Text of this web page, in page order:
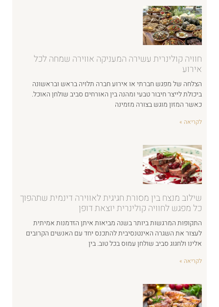
חוויה קולינרית עשירה המעניקה אווירה שמחה לכל
אירוע
הצלחה של מפגש חברתי או אירוע חברה תלויה בראש ובראשונה
ביכולת לייצר חיבור טבעי ומהנה בין האורחים סביב שולחן האוכל.
כאשר המזון מוגש בצורה מזמינה
לקריאה »
שילוב מנצח בין מסורת חגיגית לאווירה דינמית שתהפוך
כל מפגש לחוויה קולינרית יוצאת דופן
התקופות המרגשות ביותר בשנה מביאות איתן הזדמנות אמיתית
לעצור את השגרה האינטנסיבית להתכנס יחד עם האנשים הקרובים
אלינו ולחגוג סביב שולחן עמוס בכל טוב. בין
לקריאה »